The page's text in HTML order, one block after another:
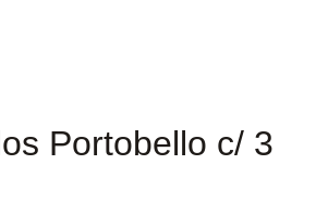
Portobello c/ 3